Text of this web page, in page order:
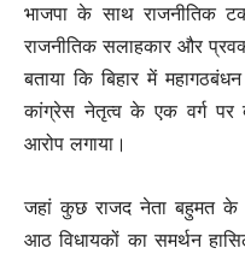
भाजपा के साथ
राजनीतिक सलाहकार और
बताया कि बिहार में
कांग्रेस नेतृत्व के एक वर्ग पर
आरोप लगाया।
जहां कुछ राजद नेता बहुमत
आठ विधायकों का समर्थन